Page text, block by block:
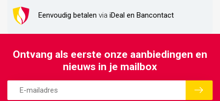
Eenvoudig betalen via iDeal en Bancontact
Ontvang als eerste onze aanbiedingen en
nieuws in je mailbox